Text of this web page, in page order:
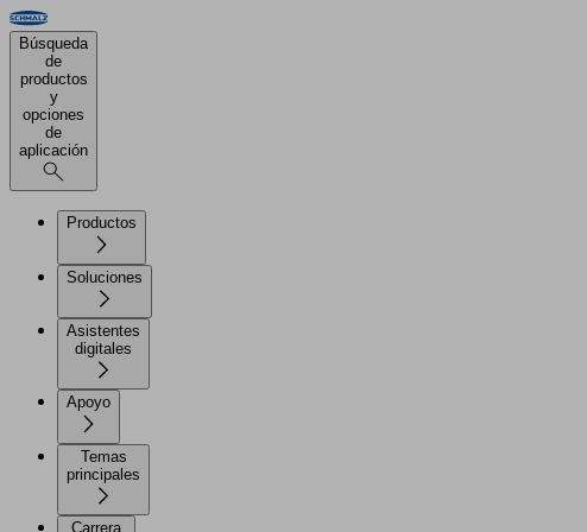
Búsqueda
de
productos
y
opciones
de
aplicación
Productos
Soluciones
Asistentes
Apoyo
Temas
principales
Carrera